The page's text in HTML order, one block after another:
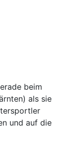
beim
als sie
und auf die